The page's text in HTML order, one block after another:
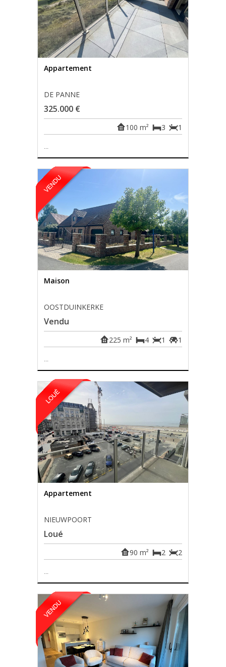
Appartement
DE PANNE
325.000 €
1
3
100 m²
...
Maison
OOSTDUINKERKE
Vendu
1
1
4
225 m²
...
Appartement
NIEUWPOORT
Loué
2
2
90 m²
...